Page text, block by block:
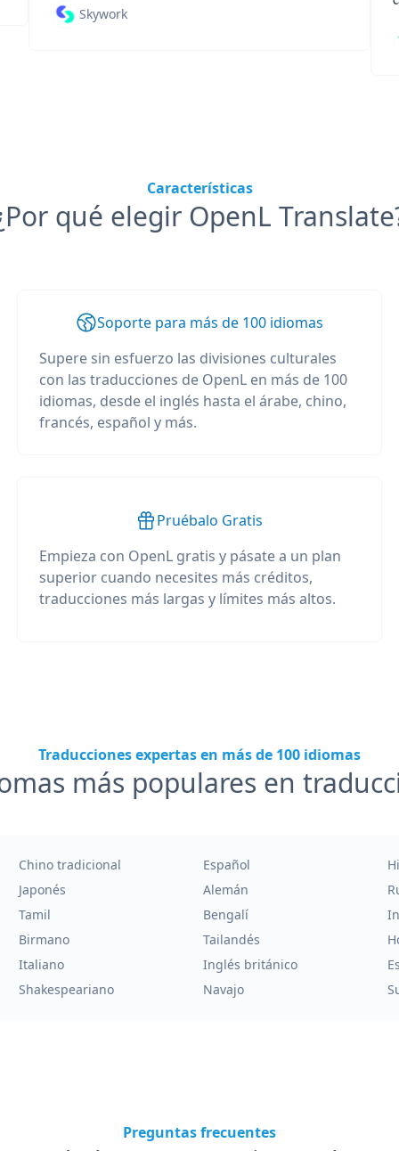
Skywork
Características
qué elegir OpenL
Soporte para más de 100 idiomas
Supere sin esfuerzo las divisiones culturales
con las traducciones de OpenL en más de 100
idiomas, desde el inglés hasta el árabe, chino,
francés, español y más.
Pruébalo Gratis
Empieza con OpenL gratis y pásate a un plan
superior cuando necesites más créditos,
traducciones más largas y límites más altos.
Traducciones expertas en más de 100 idiomas
más populares en
Chino tradicional Español
Japonés
Alemán
Tamil
Bengalí
Birmano
Tailandés
Italiano
Inglés británico
Shakespeariano
Navajo
Preguntas frecuentes